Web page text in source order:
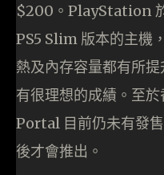
$200。PlayStation
PS5 Slim 版本的主機
熱及內存容量都有所
有很理想的成績。至
Portal 目前仍未有發
後才會推出。